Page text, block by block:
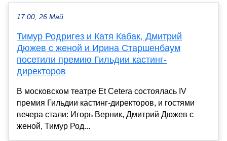
17:00, 26 Май
Тимур Родригез и Катя Кабак, Дмитрий
Дюжев с женой и Ирина Старшенбаум
посетили премию Гильдии кастинг-
директоров
В московском театре Et Cetera состоялась IV
премия Гильдии кастинг-директоров, и гостями
вечера стали: Игорь Верник, Дмитрий Дюжев с
женой, Тимур Род...